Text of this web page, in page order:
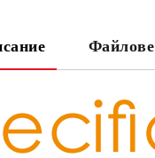
Файлове